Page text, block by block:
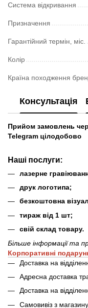
Система відкривання
Призначення
Гарантійний термін, міс.
Колір
Країна походження
Консультація
Прийом замовлень
Telegram цілодобово
Наші послуги:
лазерне
друк логотипа;
безкоштовна
тираж від 1 шт;
свій склад товару.
Більше інформації та
Корпоративні
Доставка на
Адресна доставка
Доставка на
Самовивіз з магазину.